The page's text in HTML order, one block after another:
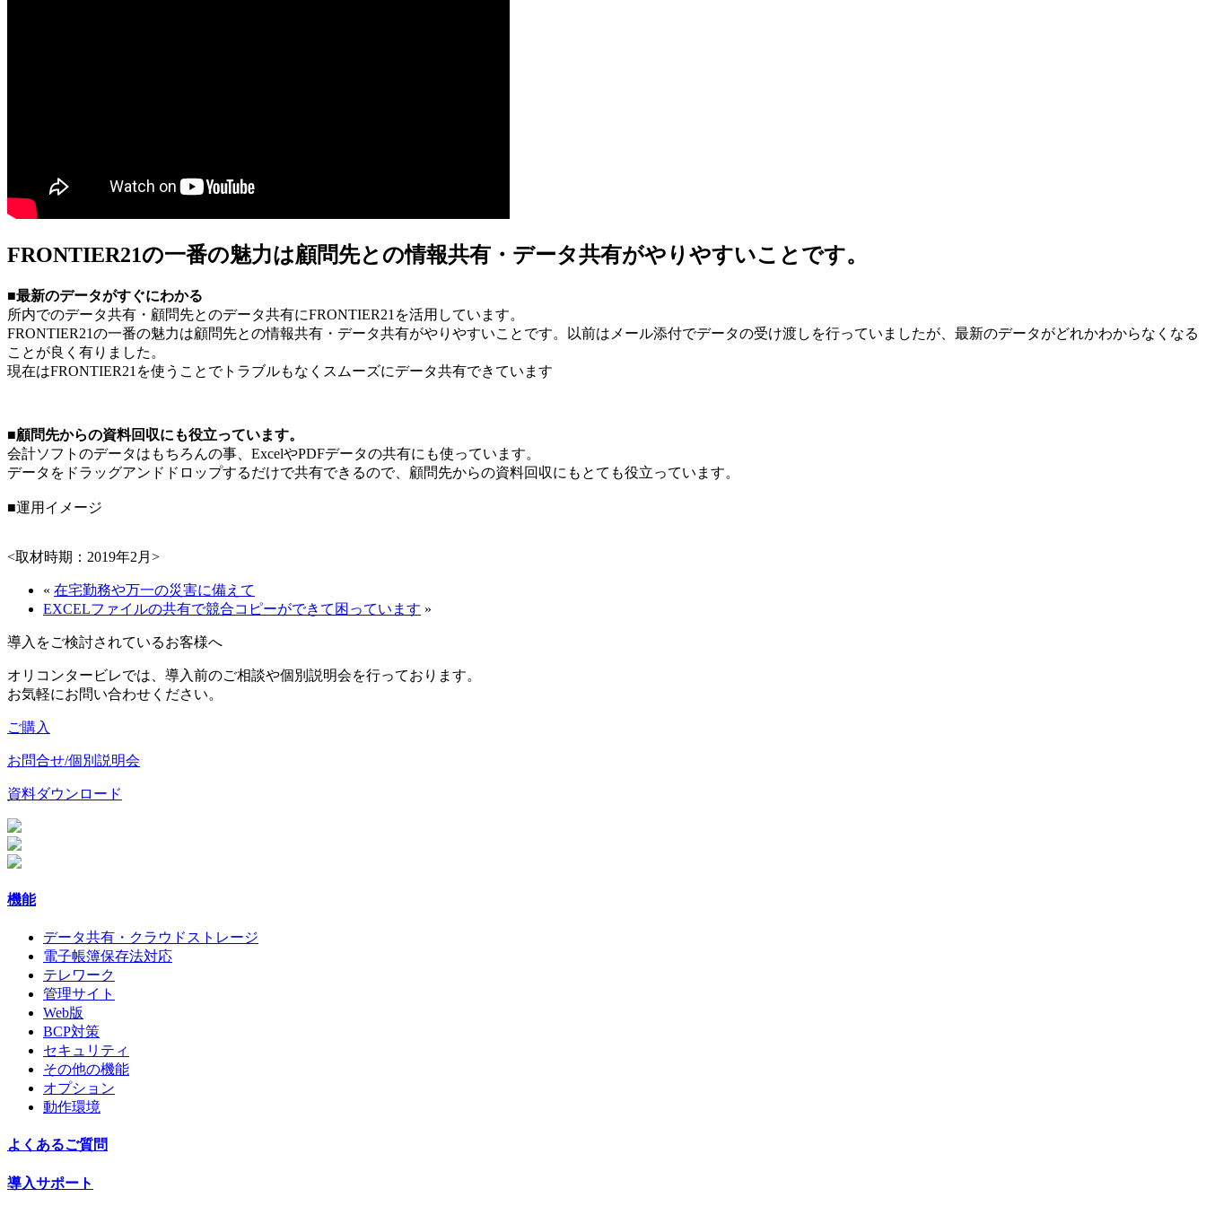
FRONTIER21の一番の魅力は顧問先との情報共有・データ共有がやりやすいことです。
■最新のデータがすぐにわかる
所内でのデータ共有・顧問先とのデータ共有にFRONTIER21を活用しています。
FRONTIER21の一番の魅力は顧問先との情報共有・データ共有がやりやすいことです。以前はメール添付でデータの受け渡しを行っていましたが、最新のデータがどれかわからなくなる
ことが良く有りました。
現在はFRONTIER21を使うことでトラブルもなくスムーズにデータ共有できています
■顧問先からの資料回収にも役立っています。
会計ソフトのデータはもちろんの事、ExcelやPDFデータの共有にも使っています。
データをドラッグアンドドロップするだけで共有できるので、顧問先からの資料回収にもとても役立っています。
■運用イメージ
<取材時期：2019年2月>
« 在宅勤務や万一の災害に備えて
EXCELファイルの共有で競合コピーができて困っています »
導入をご検討されているお客様へ
オリコンタービレでは、導入前のご相談や個別説明会を行っております。
お気軽にお問い合わせください。
ご購入
お問合せ/個別説明会
資料ダウンロード
機能
データ共有・クラウドストレージ
電子帳簿保存法対応
テレワーク
管理サイト
Web版
BCP対策
セキュリティ
その他の機能
オプション
動作環境
よくあるご質問
導入サポート